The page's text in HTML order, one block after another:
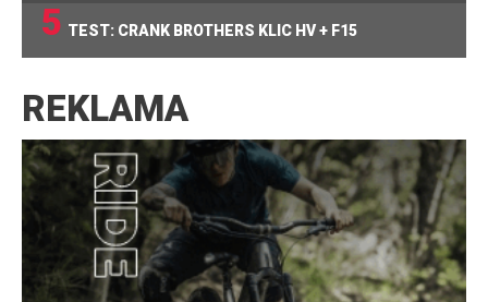
5 TEST: CRANK BROTHERS KLIC HV + F15
REKLAMA